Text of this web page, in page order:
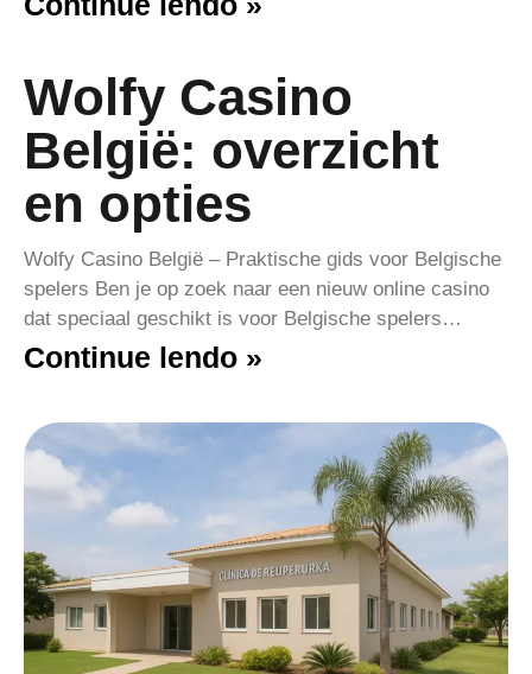
Wolfy Casino
België: overzicht
en opties
Wolfy Casino België – Praktische gids voor Belgische
spelers Ben je op zoek naar een nieuw online casino
dat speciaal geschikt is voor Belgische spelers…
Continue lendo »